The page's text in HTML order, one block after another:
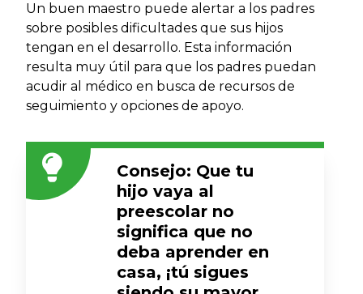
Un buen maestro puede alertar a los padres
sobre posibles dificultades que sus hijos
tengan en el desarrollo. Esta información
resulta muy útil para que los padres puedan
acudir al médico en busca de recursos de
seguimiento y opciones de apoyo.
Consejo: Que tu
hijo vaya al
preescolar no
significa que no
deba aprender en
casa, ¡tú sigues